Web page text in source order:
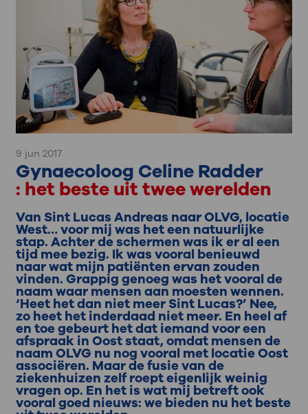
9 jun 2017
Gynaecoloog Celine Radder
: het beste uit twee werelden
Van Sint Lucas Andreas naar OLVG, locatie
West… voor mij was het een natuurlijke
stap. Achter de schermen was ik er al een
tijd mee bezig. Ik was vooral benieuwd
naar wat mijn patiënten ervan zouden
vinden. Grappig genoeg was het vooral de
naam waar mensen aan moesten wennen.
‘Heet het dan niet meer Sint Lucas?’ Nee,
zo heet het inderdaad niet meer. En heel af
en toe gebeurt het dat iemand voor een
afspraak in Oost staat, omdat mensen de
naam OLVG nu nog vooral met locatie Oost
associëren. Maar de fusie van de
ziekenhuizen zelf roept eigenlijk weinig
vragen op. En het is wat mij betreft ook
vooral goed nieuws: we bieden nu het beste